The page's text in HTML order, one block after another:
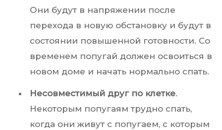
Они будут в напряжении после
перехода в новую обстановку и будут в
состоянии повышенной готовности. Со
временем попугай должен освоиться в
новом доме и начать нормально спать.
Несовместимый друг по клетке.
Некоторым попугаям трудно спать,
когда они живут с попугаем, с которым